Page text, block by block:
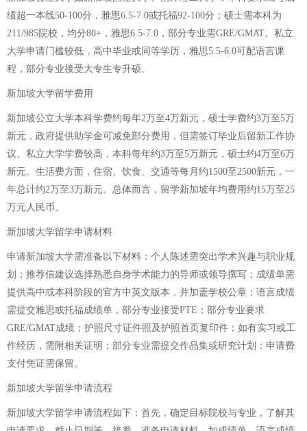
绩超一本线50-100分，雅思6.5-7.0或托福92-100分；硕士需本科为
211/985院校，均分80+，雅思6.5-7.0，部分专业需GRE/GMAT。私立
大学申请门槛较低，高中毕业或同等学历，雅思5.5-6.0可配语言课
程，部分专业接受大专生专升硕。
新加坡大学留学费用
新加坡公立大学本科学费约每年2万至4万新元，硕士学费约3万至5万
新元，政府提供助学金可减免部分费用，但需签订毕业后留新工作协
议。私立大学学费较高，本科每年约3万至5万新元，硕士约4万至6万
新元。生活费方面，住宿、饮食、交通等每月约1500至2500新元，一
年总计约2万至3万新元。总体而言，留学新加坡年均费用约15万至25
万元人民币。
新加坡大学留学申请材料
申请新加坡大学需准备以下材料：个人陈述需突出学术兴趣与职业规
划；推荐信建议选择熟悉自身学术能力的导师或领导撰写；成绩单需
提供高中或本科阶段的官方中英文版本，并加盖学校公章；语言成绩
需提交雅思或托福成绩单，部分专业接受PTE；部分专业要求
GRE/GMAT成绩；护照尺寸证件照及护照首页复印件；如有实习或工
作经历，需附相关证明；部分专业需提交作品集或研究计划；申请费
支付凭证需保留。
新加坡大学留学申请流程
新加坡大学留学申请流程如下：首先，确定目标院校与专业，了解其